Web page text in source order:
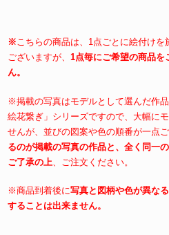
※こちらの商品は、1点ごとに絵付け
ございますが、1点毎にご希望の商品を
ん。
※掲載の写真はモデルとして選んだ作
絵花繋ぎ」シリーズですので、大幅に
せんが、並びの図案や色の順番が一点
るのが掲載の写真の作品と、全く同一
ご了承の上 、ご注文ください。
※商品到着後に写真と図柄や色が異な
することは出来ません。